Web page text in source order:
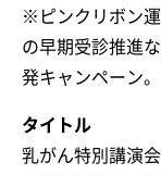
※ピンクリボン
の早期受診推進
発キャンペーン。
タイトル
乳がん特別講演会